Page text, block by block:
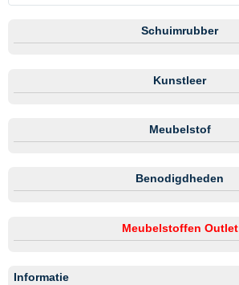
Schuimrubber
Kunstleer
Meubelstof
Benodigdheden
Meubelstoffen Outlet
Informatie